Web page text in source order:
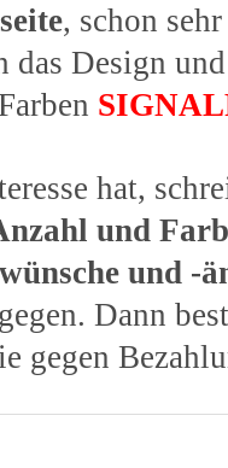
, schon
das Design
hat,
und
und -
Dann
gegen